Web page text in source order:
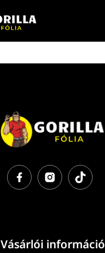
Vásárlói információ